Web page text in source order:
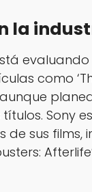
la
como
Sony
sus films,